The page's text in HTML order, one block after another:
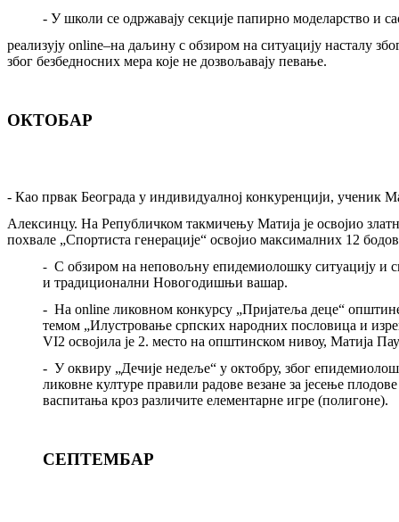
- У школи се одржавају секције папирно моделарство и
реализују online–на даљину с обзиром на ситуацију насталу
због безбедносних мера које не дозвољавају певање.
ОКТОБАР
- Као првак Београда у индивидуалној конкуренцији, ученик
Алексинцу. На Републичком такмичењу Матија је освојио
похвале „Спортиста генерације“ освојио максималних 12
- С обзиром на неповољну епидемиолошку ситуацију и
и традиционални Новогодишњи вашар.
- На online ликовном конкурсу „Пријатеља деце“
темом „Илустровање српских народних пословица и
VI2 освојила је 2. место на општинском нивоу, Матија
- У оквиру „Дечије недеље“ у октобру, због
ликовне културе правили радове везане за јесење
васпитања кроз различите елементарне игре (полигоне).
СЕПТЕМБАР